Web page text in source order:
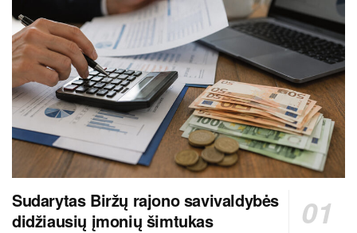
Sudarytas Biržų rajono savivaldybės
didžiausių įmonių šimtukas